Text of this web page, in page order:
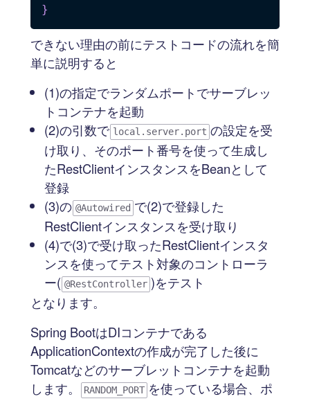
}
できない理由の前にテストコードの流れを簡
単に説明すると
(1)の指定でランダムポートでサーブレッ
トコンテナを起動
(2)の引数で local.server.port の設定を受
け取り、そのポート番号を使って生成し
たRestClientインスタンスをBeanとして
登録
(3)の @Autowired で(2)で登録した
RestClientインスタンスを受け取り
(4)で(3)で受け取ったRestClientインスタ
ンスを使ってテスト対象のコントローラ
ー( @RestController )をテスト
となります。
Spring BootはDIコンテナである
ApplicationContextの作成が完了した後に
Tomcatなどのサーブレットコンテナを起動
します。
RANDOM_PORT を使っている場合、ポ